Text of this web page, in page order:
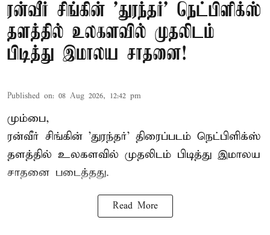
ரன்வீர் சிங்கின் 'துரந்தர்' நெட்பிளிக்ஸ்
தளத்தில் உலகளவில் முதலிடம்
பிடித்து இமாலய சாதனை!
Published on: 08 Aug 2026, 12:42 pm
மும்பை,
ரன்வீர் சிங்கின் 'துரந்தர்' திரைப்படம் நெட்பிளிக்ஸ்
தளத்தில் உலகளவில் முதலிடம் பிடித்து இமாலய
சாதனை படைத்தது.
Read More